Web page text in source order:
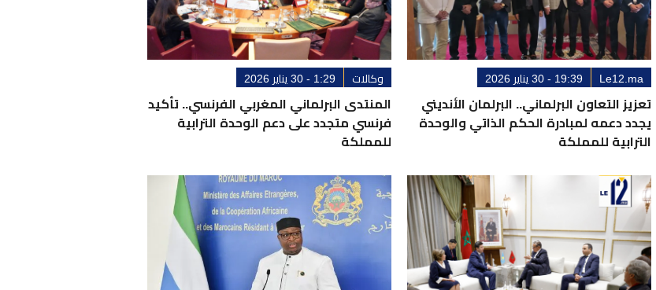
Le12.ma 19:39 - 30 يناير 2026
تعزيز التعاون البرلماني.. البرلمان الأنديني
يجدد دعمه لمبادرة الحكم الذاتي والوحدة
الترابية للمملكة
وكالات 1:29 - 30 يناير 2026
المنتدى البرلماني المغربي الفرنسي.. تأكيد
فرنسي متجدد على دعم الوحدة الترابية
للمملكة